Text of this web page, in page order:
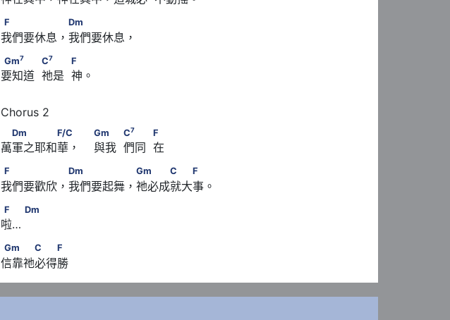
F　　　　　 Dm
F Dm
我們要休息，我們要休息，
Gm7 C
Gm7 C7 F
要知道  祂是  神。
Dm　　　　F/C　                         Gm　　            C
Dm F/C Gm C7 F
萬軍之耶和華，    與我  們同  在
F　　　　　 Dm　　　　　 Gm　　　C　　F
F Dm Gm C F
我們要歡欣，我們要起舞，祂必成就大事。
F　       Dm
F Dm
啦…
Gm　　　C　　F
Gm C F
信靠祂必得勝